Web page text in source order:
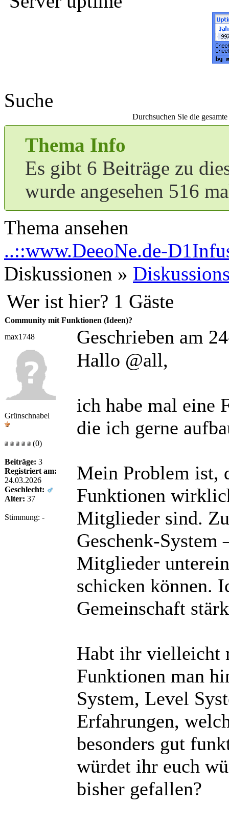
Suche
Durchsuchen Sie die
Thema Info
Es gibt 6 Beiträge zu
wurde angesehen 516
Thema ansehen
..::www.DeeoNe.de-
Diskussionen »
Wer ist hier? 1 Gäste
Community mit Funktionen (Ideen)?
max1748
Geschrieben am
Grünschnabel
(0)
Beiträge: 3
Registriert am:
24.03.2026
Geschlecht:
Alter: 37
Stimmung: -
Hallo @all,
ich habe mal eine
die ich gerne
Mein Problem ist,
Funktionen
Mitglieder sind.
Geschenk-
Mitglieder
schicken können.
Gemeinschaft
Habt ihr vielleicht
Funktionen man
System, Level
Erfahrungen,
besonders gut
würdet ihr euch
bisher gefallen?